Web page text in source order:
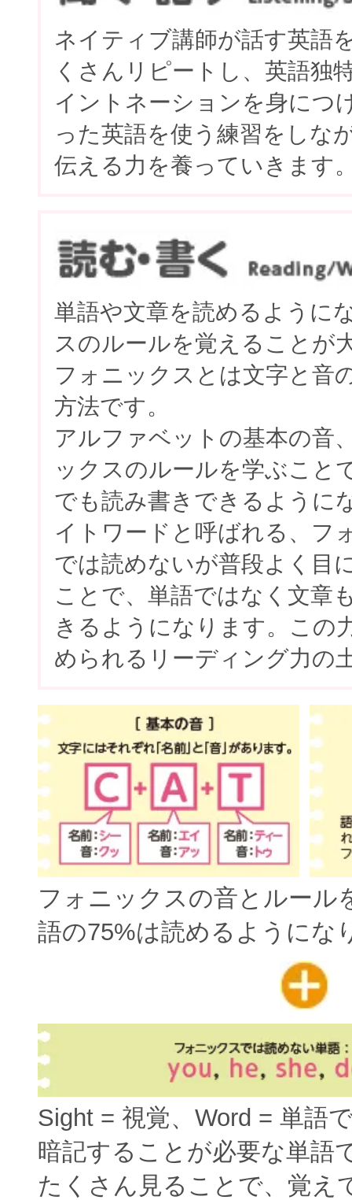
ネイティブ講師が話す英語
くさんリピートし、英語独
イントネーションを身につ
った英語を使う練習をしな
伝える力を養っていきます
単語や文章を読めるように
スのルールを覚えることが
フォニックスとは文字と音
方法です。
アルファベットの基本の音
ックスのルールを学ぶこと
でも読み書きできるように
イトワードと呼ばれる、フ
では読めないが普段よく目
ことで、単語ではなく文章
きるようになります。この
められるリーディング力の
フォニックスの音とルール
語の75%は読めるようにな
Sight = 視覚、Word = 単語
暗記することが必要な単語
たくさん見ることで、覚え